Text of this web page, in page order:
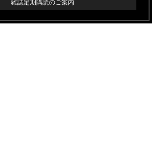
雑誌定期購読のご案内